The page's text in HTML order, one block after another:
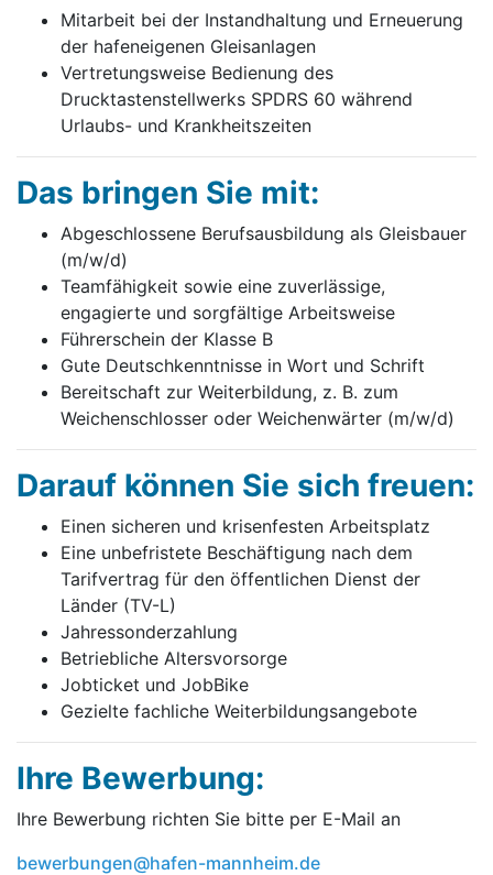
Mitarbeit bei der Instandhaltung und Erneuerung
der hafeneigenen Gleisanlagen
Vertretungsweise Bedienung des
Drucktastenstellwerks SPDRS 60 während
Urlaubs- und Krankheitszeiten
Das bringen Sie mit:
Abgeschlossene Berufsausbildung als Gleisbauer
(m/w/d)
Teamfähigkeit sowie eine zuverlässige,
engagierte und sorgfältige Arbeitsweise
Führerschein der Klasse B
Gute Deutschkenntnisse in Wort und Schrift
Bereitschaft zur Weiterbildung, z. B. zum
Weichenschlosser oder Weichenwärter (m/w/d)
Darauf können Sie sich freuen:
Einen sicheren und krisenfesten Arbeitsplatz
Eine unbefristete Beschäftigung nach dem
Tarifvertrag für den öffentlichen Dienst der
Länder (TV-L)
Jahressonderzahlung
Betriebliche Altersvorsorge
Jobticket und JobBike
Gezielte fachliche Weiterbildungsangebote
Ihre Bewerbung:
Ihre Bewerbung richten Sie bitte per E-Mail an
bewerbungen@hafen-mannheim.de